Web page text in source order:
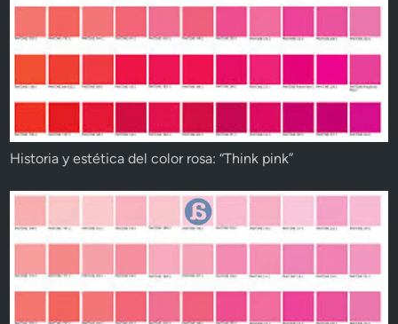
Historia y estética del color rosa: “Think pink”